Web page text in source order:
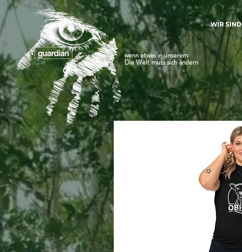
wenn etwas in unserem
Die Welt muss sich ändern
WIR SIND